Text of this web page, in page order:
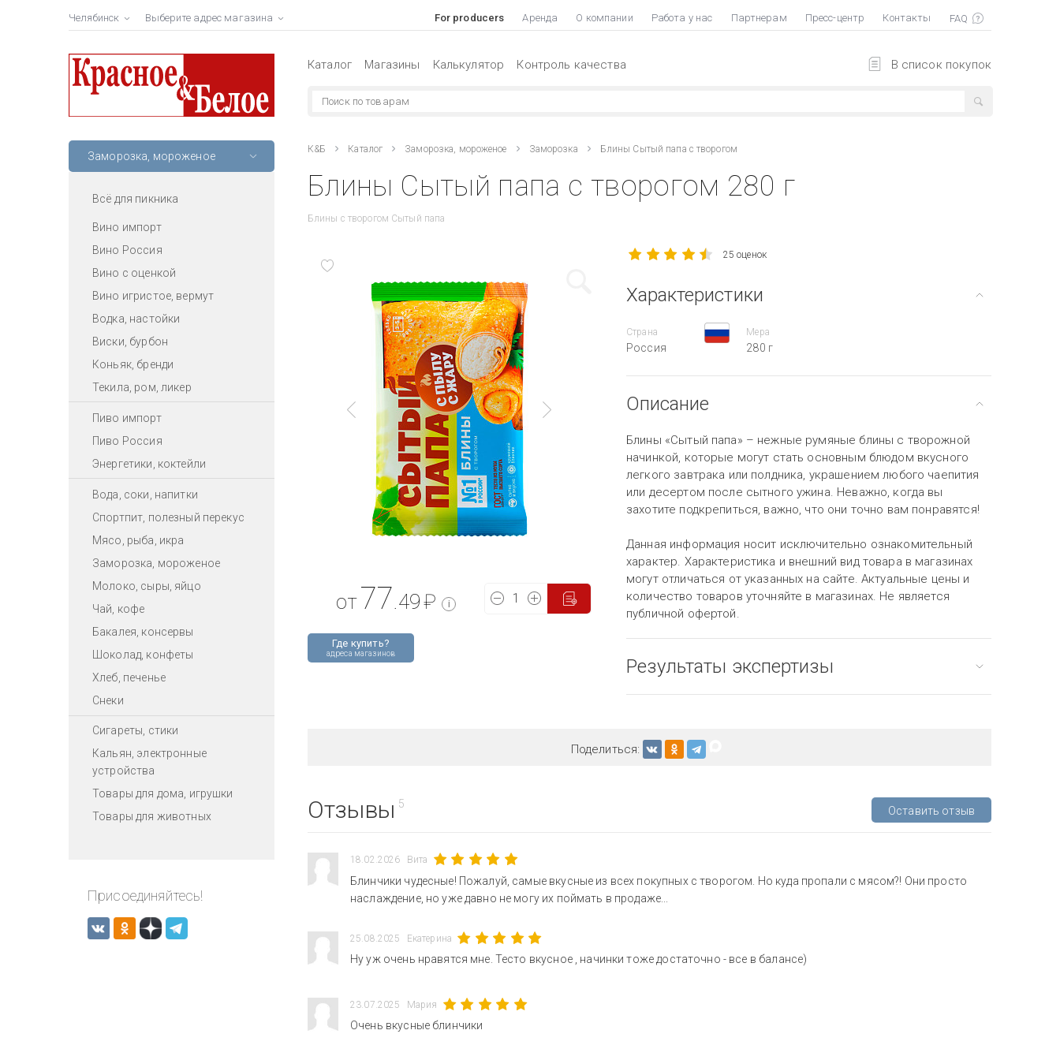
Челябинск Выберите адрес магазина For producers Аренда О компании Работа у нас Партнерам Пресс-центр Контакты
В список покупок
Каталог Магазины Калькулятор Контроль качества
Заморозка, мороженое
Всё для пикника
Вино импорт
Вино Россия
Вино с оценкой
Вино игристое, вермут
Водка, настойки
Виски, бурбон
Коньяк, бренди
Текила, ром, ликер
Пиво импорт
Пиво Россия
Энергетики, коктейли
Вода, соки, напитки
Спортпит, полезный перекус
Мясо, рыба, икра
Заморозка, мороженое
Молоко, сыры, яйцо
Чай, кофе
Бакалея, консервы
Шоколад, конфеты
Хлеб, печенье
Снеки
Сигареты, стики
Кальян, электронные
устройства
Товары для дома, игрушки
Товары для животных
Присоединяйтесь!
К&Б Каталог Заморозка, мороженое Заморозка Блины Сытый папа с творогом
Блины Сытый папа с творогом 280 г
Блины с творогом Сытый папа
Где купить?
адреса магазинов
от77.49₽ i
25 оценок
Характеристики
Страна
Россия
Мера
280 г
Описание
Блины «Сытый папа» – нежные румяные блины с творожной
начинкой, которые могут стать основным блюдом вкусного
легкого завтрака или полдника, украшением любого чаепития
или десертом после сытного ужина. Неважно, когда вы
захотите подкрепиться, важно, что они точно вам понравятся!
Данная информация носит исключительно ознакомительный
характер. Характеристика и внешний вид товара в магазинах
могут отличаться от указанных на сайте. Актуальные цены и
количество товаров уточняйте в магазинах. Не является
публичной офертой.
Результаты экспертизы
Поделиться:
Отзывы 5
Оставить отзыв
18.02.2026 Вита
Блинчики чудесные! Пожалуй, самые вкусные из всех покупных с творогом. Но куда пропали с мясом?! Они просто
наслаждение, но уже давно не могу их поймать в продаже...
25.08.2025 Екатерина
Ну уж очень нравятся мне. Тесто вкусное , начинки тоже достаточно - все в балансе)
23.07.2025 Мария
Очень вкусные блинчики